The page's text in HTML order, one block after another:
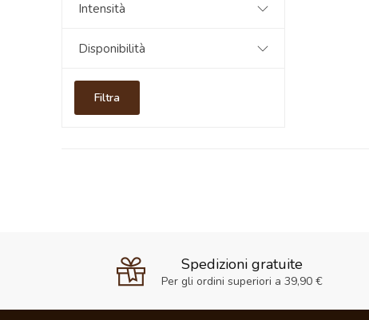
Intensità
Disponibilità
Filtra
Spedizioni gratuite
Per gli ordini superiori a 39,90 €